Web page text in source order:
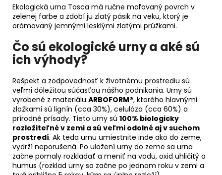
Ekologická urna Tosca má ručne maľovaný povrch v
zelenej farbe a zdobí ju zlatý pásik na veku, ktorý je
orámovaný jemnými lesklými zlatými prúžkami.
Čo sú ekologické urny a aké sú
ich výhody?
Rešpekt a zodpovednosť k životnému prostrediu sú
veľmi dôležitou súčasťou nášho podnikania. Urny sú
vyrobené z materiálu ARBOFORM®, ktorého hlavnými
zložkami sú lignín (cca 30%), celulóza (cca 60%) a
prírodné prísady. Tieto urny sú 100% biologicky
rozložiteľné v zemi a sú veľmi odolné aj v suchom
prostredí. Ak teda urnu umiestnite inde ako do zeme,
vydrží neporušená. Po uložení urny do zeme sa urna
začne pomaly rozkladať a meniť na vodu, oxid uhličitý a
humus (rozklad urny sa začne po jednom roku v zemi a